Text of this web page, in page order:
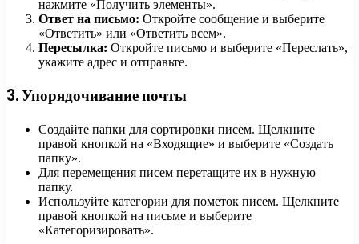
нажмите «Получить элементы».
Ответ на письмо: Откройте сообщение и выберите
«Ответить» или «Ответить всем».
Пересылка: Откройте письмо и выберите «Переслать»,
укажите адрес и отправьте.
3. Упорядочивание почты
Создайте папки для сортировки писем. Щелкните
правой кнопкой на «Входящие» и выберите «Создать
папку».
Для перемещения писем перетащите их в нужную
папку.
Используйте категории для пометок писем. Щелкните
правой кнопкой на письме и выберите
«Категоризировать».